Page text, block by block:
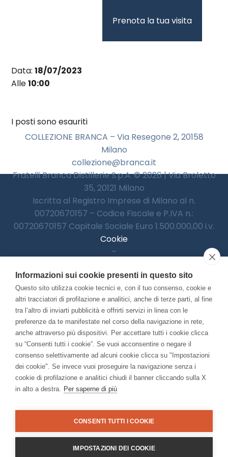
Prenota la tua visita
Data:18/07/2023
Alle10:00
I posti sono esauriti
COLLEZIONE BRANCA – Via Resegone 2, 20158
Milano
collezione@branca.it
Fratelli Branca Distillerie S.p.A. © 2026 | Via Broletto
35, 20121 Milano
Iscritta al Registro Imprese di Milano al n.
00720670157 – Codice Fiscale e P.IVA n.:
00720670157 Capitale Sociale Euro 1.500.000,00 i.v.
Cookie
–
–
Accessibilitià
Con il contributo di:
Bando “Musei di Impresa 2025”
Informazioni sui cookie presenti in questo sito
Questo sito utilizza cookie tecnici e, con il tuo consenso, cookie e
altri tracciatori di profilazione e analitici, anche di terze parti, al fine
tra l’altro di inviarti pubblicità e offrirti servizi in linea con le
preferenze da te manifestate nel corso della navigazione in rete,
anche attraverso più dispositivi. Per accettare tutti i cookie clicca
su “Consenti tutti i cookie”. Se vuoi acconsentire o negare il
consenso selettivamente ad alcuni cookie clicca su "Impostazioni
dei cookie". Se invece vuoi proseguire la navigazione senza i
cookie di profilazione e analitici chiudi il banner cliccando sulla X
in alto a destra. Per saperne di più
CONSENTI TUTTI I COOKIE
IMPOSTAZIONI DEI COOKIE